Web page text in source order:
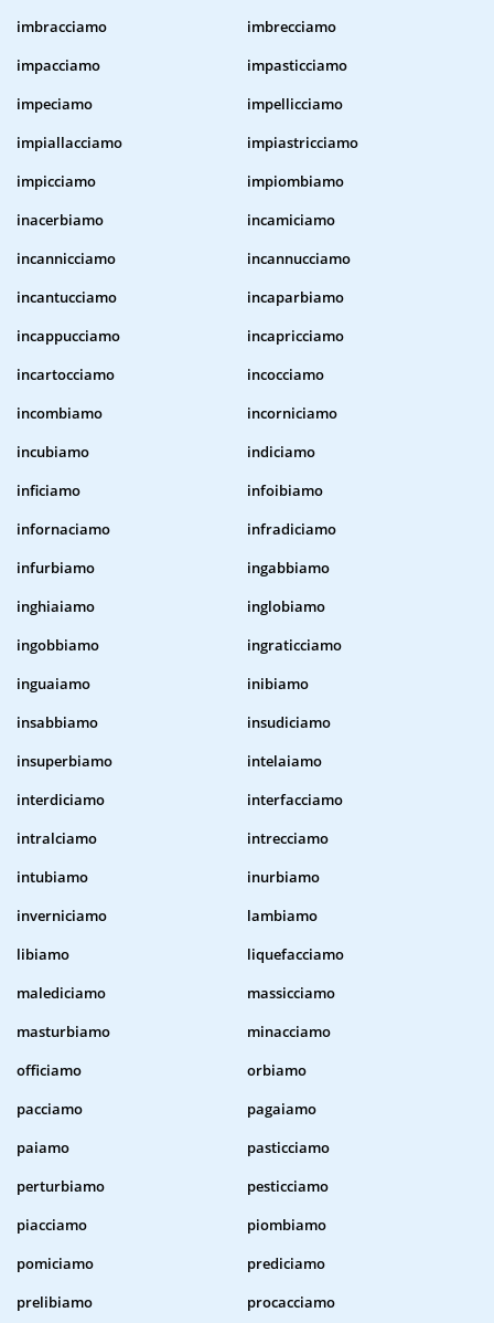
imbracciamo
imbrecciamo
impacciamo
impasticciamo
impeciamo
impellicciamo
impiallacciamo
impiastricciamo
impicciamo
impiombiamo
inacerbiamo
incamiciamo
incannicciamo
incannucciamo
incantucciamo
incaparbiamo
incappucciamo
incapricciamo
incartocciamo
incocciamo
incombiamo
incorniciamo
incubiamo
indiciamo
inficiamo
infoibiamo
infornaciamo
infradiciamo
infurbiamo
ingabbiamo
inghiaiamo
inglobiamo
ingobbiamo
ingraticciamo
inguaiamo
inibiamo
insabbiamo
insudiciamo
insuperbiamo
intelaiamo
interdiciamo
interfacciamo
intralciamo
intrecciamo
intubiamo
inurbiamo
inverniciamo
lambiamo
libiamo
liquefacciamo
malediciamo
massicciamo
masturbiamo
minacciamo
officiamo
orbiamo
pacciamo
pagaiamo
paiamo
pasticciamo
perturbiamo
pesticciamo
piacciamo
piombiamo
pomiciamo
prediciamo
prelibiamo
procacciamo